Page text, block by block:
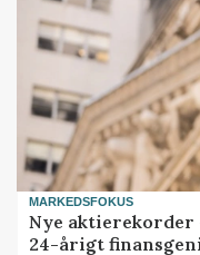
MARKEDSFOKUS
Nye aktierekorder
24-årigt